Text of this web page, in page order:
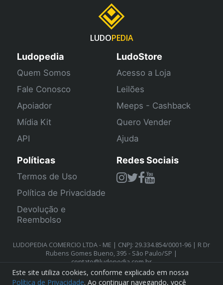
LUDOPEDIA
Ludopedia
Quem Somos
Fale Conosco
Apoiador
Mídia Kit
API
LudoStore
Acesso a Loja
Leilões
Meeps - Cashback
Quero Vender
Ajuda
Políticas
Termos de Uso
Política de Privacidade
Devolução e
Reembolso
Redes Sociais
LUDOPEDIA COMERCIO LTDA - ME | CNPJ: 29.334.854/0001-96 | R Dr
Rubens Gomes Bueno, 395 - São Paulo/SP |
contato@ludopedia.com.br
Este site utiliza cookies, conforme explicado em nossa
Política de Privacidade. Ao continuar navegando, você